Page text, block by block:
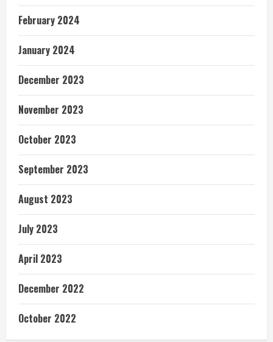
February 2024
January 2024
December 2023
November 2023
October 2023
September 2023
August 2023
July 2023
April 2023
December 2022
October 2022